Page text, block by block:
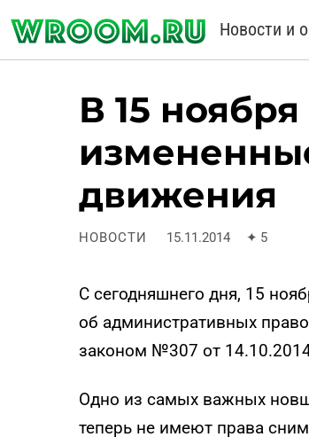
Новости и
В 15
движения
НОВОСТИ 15.11.2014 ✦ 5
С сегодняшнего дня, 15
об административных
законом №307 от
Одно из самых важных
теперь не имеют права